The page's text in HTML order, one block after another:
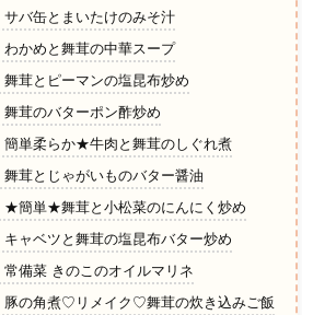
バ缶とまいたけのみそ汁
かめと舞茸の中華スープ
茸とピーマンの塩昆布炒め
茸のバターポン酢炒め
簡単柔らか★牛肉と舞茸のしぐれ煮
茸とじゃがいものバター醤油
★簡単★舞茸と小松菜のにんにく炒め
ャベツと舞茸の塩昆布バター炒め
備菜 きのこのオイルマリネ
豚の角煮♡リメイク♡舞茸の炊き込みご飯